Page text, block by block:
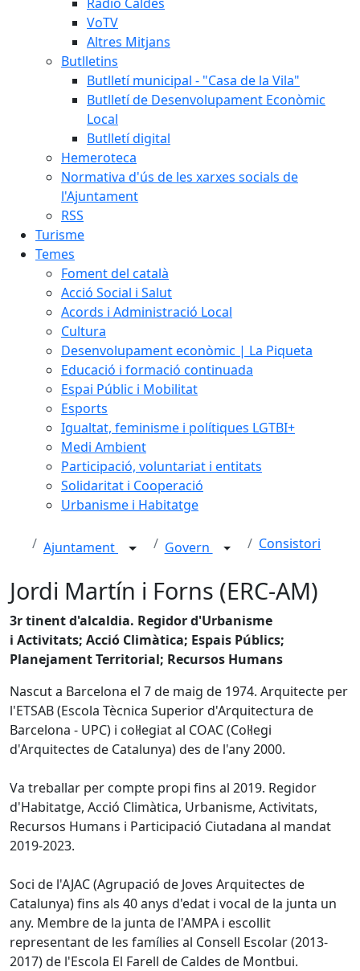
VoTV
Altres Mitjans
Butlletins
Butlletí municipal - "Casa de la Vila"
Butlletí de Desenvolupament Econòmic
Local
Butlletí digital
Hemeroteca
Normativa d'ús de les xarxes socials de
l'Ajuntament
RSS
Turisme
Temes
Foment del català
Acció Social i Salut
Acords i Administració Local
Cultura
Desenvolupament econòmic | La Piqueta
Educació i formació continuada
Espai Públic i Mobilitat
Esports
Igualtat, feminisme i polítiques LGTBI+
Medi Ambient
Participació, voluntariat i entitats
Solidaritat i Cooperació
Urbanisme i Habitatge
Ajuntament Govern Consistori
Jordi Martín i Forns (ERC-AM)
3r tinent d'alcaldia. Regidor d'Urbanisme
i Activitats; Acció Climàtica; Espais Públics;
Planejament Territorial; Recursos Humans
Nascut a Barcelona el 7 de maig de 1974. Arquitecte per
l'ETSAB (Escola Tècnica Superior d'Arquitectura de
Barcelona - UPC) i col·legiat al COAC (Col·legi
d'Arquitectes de Catalunya) des de l'any 2000.
Va treballar per compte propi fins al 2019. Regidor
d'Habitatge, Acció Climàtica, Urbanisme, Activitats,
Recursos Humans i Participació Ciutadana al mandat
2019-2023.
Soci de l'AJAC (Agrupació de Joves Arquitectes de
Catalunya) fins als 40 anys d'edat i vocal de la junta un
any. Membre de la junta de l'AMPA i escollit
representant de les famílies al Consell Escolar (2013-
2017) de l'Escola El Farell de Caldes de Montbui.